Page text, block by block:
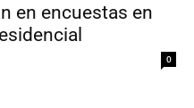
en encuestas en
0